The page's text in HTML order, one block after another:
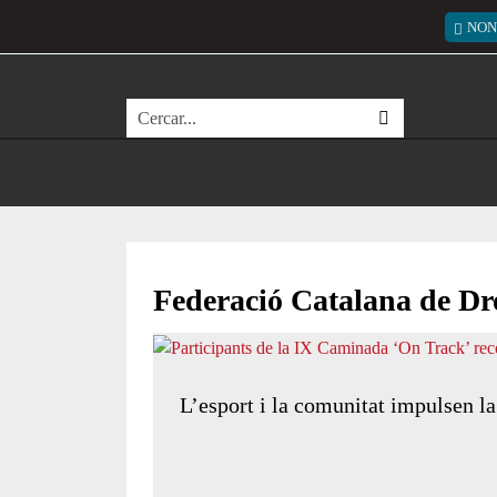
Cerca
Federació Catalana de
L’esport i la comunitat impulsen